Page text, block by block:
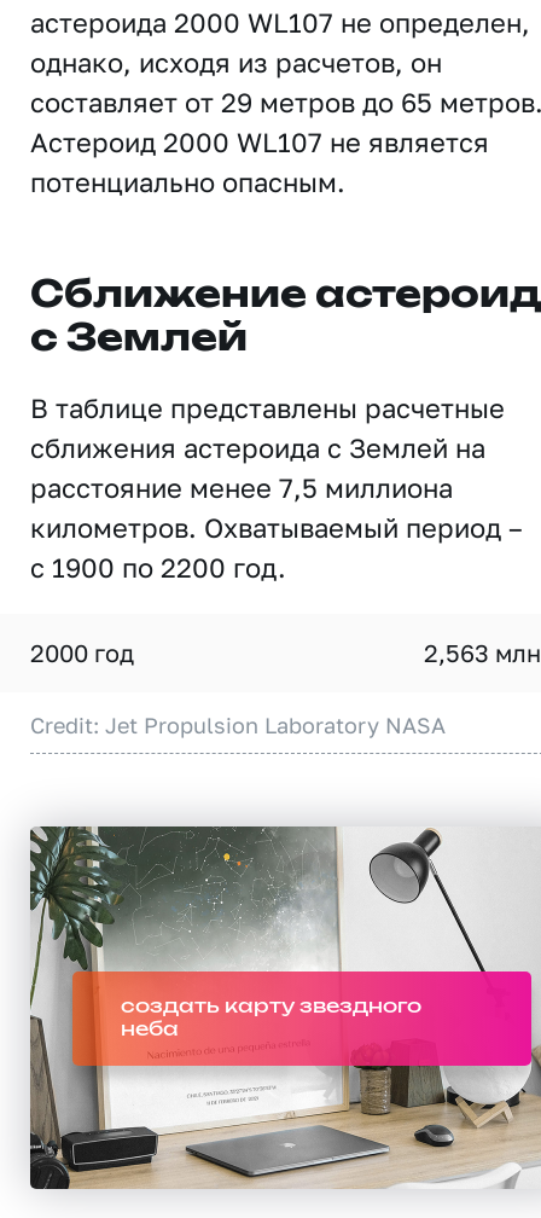
астероида 2000 WL107 не определен,
однако, исходя из расчетов, он
составляет от 29 метров до 65
Астероид 2000 WL107 не является
потенциально опасным.
Сближение
с Землей
В таблице представлены расчетные
сближения астероида с Землей на
расстояние менее 7,5 миллиона
километров. Охватываемый период –
с 1900 по 2200 год.
2000 год 2,563
Credit: Jet Propulsion Laboratory NASA
создать карту звездного
неба